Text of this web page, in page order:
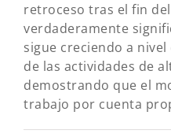
retroceso tras el fin
verdaderamente
sigue creciendo a
de las actividades de
demostrando que el
trabajo por cuenta